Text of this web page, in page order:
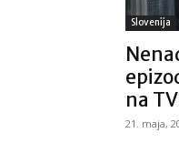
Slovenija
na
21. maja,